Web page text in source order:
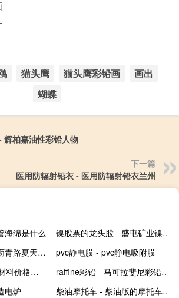
猫头鹰 猫头鹰彩铅画
画出
蝴蝶
辉柏嘉油性彩铅人物
下一篇
医用防辐射铅衣 - 医用防辐射铅衣兰州
海绵是什么
镍股票的龙头股 - 盛屯矿业镍矿储量全国排名
沥青多少度融化 - 沥青路夏天暴晒有毒吗
pvc静电膜 - pvc静电吸附膜
pc原材料价格 - pc材料价格趋势
raffine彩铅 - 马可拉斐尼彩铅怎么样
电炉
柴油摩托车 - 柴油版的摩托车有哪些